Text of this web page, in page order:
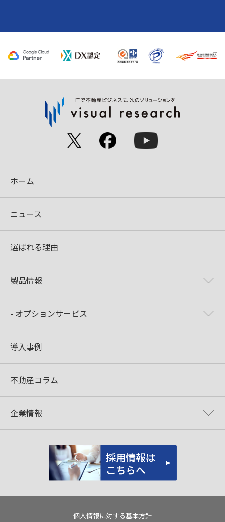
ホーム
ニュース
選ばれる理由
製品情報
- オプションサービス
導入事例
不動産コラム
企業情報
個人情報に対する基本方針